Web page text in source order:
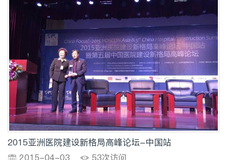
2015亚洲医院建设新格局高峰论坛-中国站
2015-04-03 53次访问